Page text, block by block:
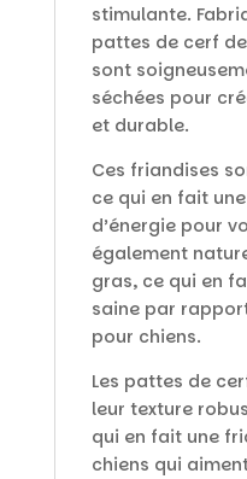
stimulante.
pattes de cerf
sont
séchées pour
et durable.
Ces friandises
ce qui en fait
d’énergie pour
également
gras, ce qui en
saine par
pour chiens.
Les pattes de
leur texture
qui en fait une
chiens qui